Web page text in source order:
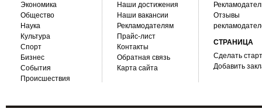
Экономика
Общество
Наука
Культура
Спорт
Бизнес
События
Происшествия
Наши достижения
Наши вакансии
Рекламодателям
Прайс-лист
Контакты
Обратная связь
Карта сайта
Отзывы
СТРАНИЦА
Сделать
Добавить